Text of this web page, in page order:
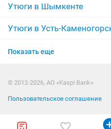
утюг паром вертикальный
отпариватель для одежды
отпариватель для
Утюги в Шымкенте
Утюги в Усть-
Утюги в Актобе
Утюги в Таразе
Показать еще
© 2012-2026, АО «Kaspi Bank»
Пользовательское соглашение